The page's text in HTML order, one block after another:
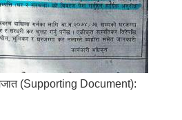
(Supporting Document):